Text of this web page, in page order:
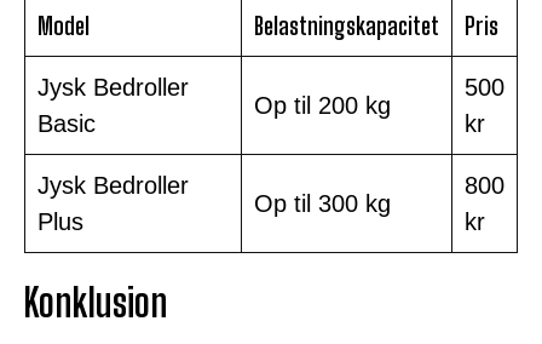
Model Belastningskapacitet Pris
Jysk Bedroller
Basic
Op til 200 kg
500
kr
Jysk Bedroller
Plus
Op til 300 kg
800
kr
Konklusion